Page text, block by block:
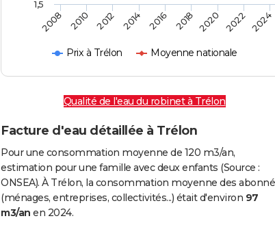
Prix à Trélon Moyenne nationale
2008 2010 2012 2014 2016 2018 2020 2022 2024
1,5
Qualité de l'eau du robinet à Trélon
Facture d'eau détaillée à Trélon
Pour une consommation moyenne de 120 m3/an,
estimation pour une famille avec deux enfants (Source :
ONSEA). À Trélon, la consommation moyenne des
(ménages, entreprises, collectivités...) était d'environ 97
m3/an en 2024.